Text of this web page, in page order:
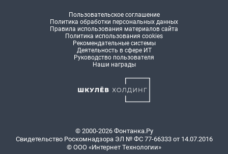
Пользовательское соглашение
Политика обработки персональных данных
Правила использования материалов сайта
Политика использования cookies
Рекомендательные системы
Деятельность в сфере ИТ
Руководство пользователя
Наши награды
© 2000-2026 Фонтанка.Ру
Свидетельство Роскомнадзора ЭЛ № ФС 77-66333 от 14.07.2016
© ООО «Интернет Технологии»